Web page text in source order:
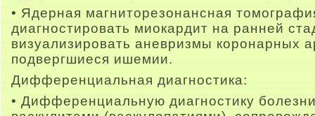
• Ядерная магниторезонансная
диагностировать миокардит на ранней
визуализировать аневризмы коронарных
подвергшиеся ишемии.
Дифференциальная диагностика:
• Дифференциальную диагностику